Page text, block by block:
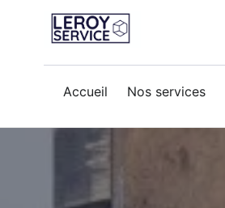
Accueil Nos services